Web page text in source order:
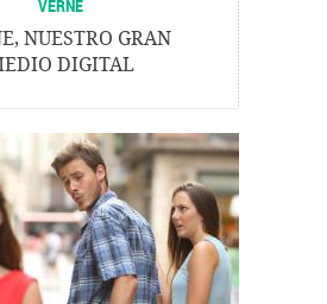
VERNE
NUESTRO GRAN
DIGITAL